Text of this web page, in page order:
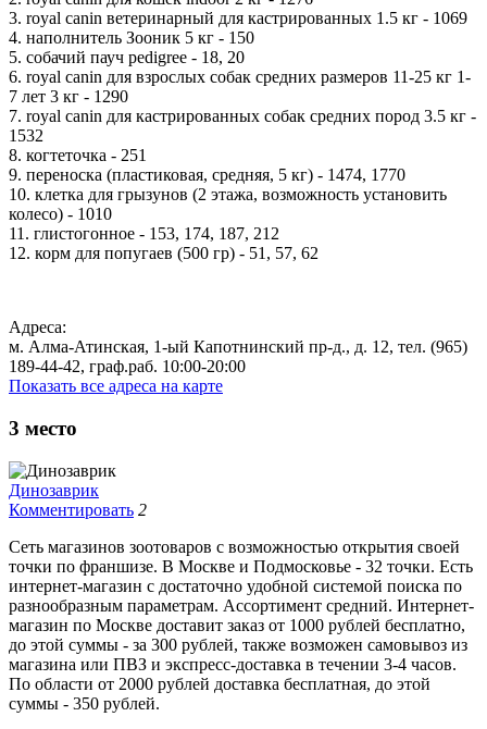
3. royal canin ветеринарный для кастрированных 1.5 кг - 1069
4. наполнитель Зооник 5 кг - 150
5. собачий пауч pedigree - 18, 20
6. royal canin для взрослых собак средних размеров 11-25 кг 1-
7 лет 3 кг - 1290
7. royal canin для кастрированных собак средних пород 3.5 кг -
1532
8. когтеточка - 251
9. переноска (пластиковая, средняя, 5 кг) - 1474, 1770
10. клетка для грызунов (2 этажа, возможность установить
колесо) - 1010
11. глистогонное - 153, 174, 187, 212
12. корм для попугаев (500 гр) - 51, 57, 62
Адреса:
м. Алма-Атинская, 1-ый Капотнинский пр-д., д. 12, тел. (965)
189-44-42, граф.раб. 10:00-20:00
Показать все адреса на карте
3 место
Динозаврик
Комментировать 2
Сеть магазинов зоотоваров с возможностью открытия своей
точки по франшизе. В Москве и Подмосковье - 32 точки. Есть
интернет-магазин с достаточно удобной системой поиска по
разнообразным параметрам. Ассортимент средний. Интернет-
магазин по Москве доставит заказ от 1000 рублей бесплатно,
до этой суммы - за 300 рублей, также возможен самовывоз из
магазина или ПВЗ и экспресс-доставка в течении 3-4 часов.
По области от 2000 рублей доставка бесплатная, до этой
суммы - 350 рублей.